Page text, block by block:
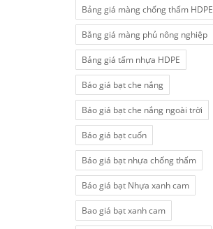
Bảng giá màng chống thấm HDPE
Bằng giá màng phủ nông nghiệp
Bảng giá tấm nhựa HDPE
Báo giá bạt che nắng
Báo giá bạt che nắng ngoài trời
Báo giá bạt cuốn
Báo giá bạt nhựa chống thấm
Báo giá bạt Nhựa xanh cam
Bao giá bạt xanh cam